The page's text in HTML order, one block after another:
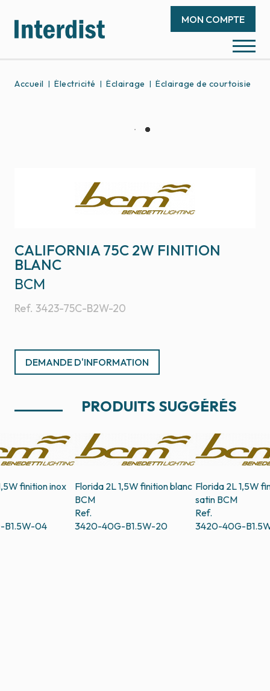
MON COMPTE
Accueil Électricité Éclairage Éclairage de courtoisie
CALIFORNIA 75C 2W FINITION
BLANC
Ref. 3423-75C-B2W-20
BCM
DEMANDE D'INFORMATION
PRODUITS SUGGÉRÉS
finition inox
04
Florida 2L 1,5W finition blanc
BCM
Ref.
3420-40G-B1.5W-20
Florida 2L 1,5W
satin BCM
Ref.
3420-40G-